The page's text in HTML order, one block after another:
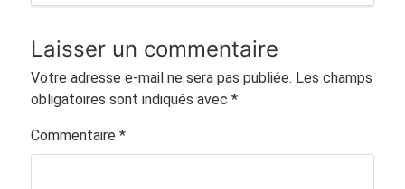
Laisser un commentaire
Votre adresse e-mail ne sera pas publiée. Les champs
obligatoires sont indiqués avec *
Commentaire *